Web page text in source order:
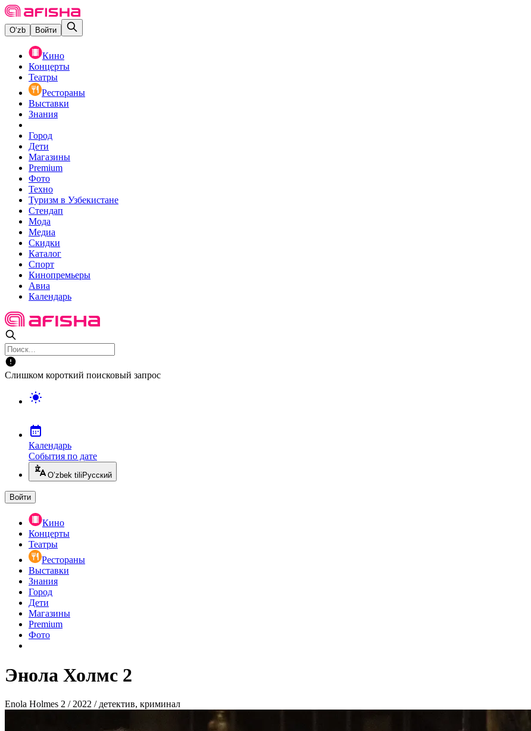
O‘zb Войти
Кино
Концерты
Театры
Рестораны
Выставки
Знания
Город
Дети
Магазины
Premium
Фото
Техно
Туризм в Узбекистане
Стендап
Мода
Медиа
Скидки
Каталог
Спорт
Кинопремьеры
Авиа
Календарь
Слишком короткий поисковый запрос
Календарь
События по дате
O’zbek tili Русский
Войти
Кино
Концерты
Театры
Рестораны
Выставки
Знания
Город
Дети
Магазины
Premium
Фото
Энола Холмс 2
Enola Holmes 2 / 2022 / детектив, криминал